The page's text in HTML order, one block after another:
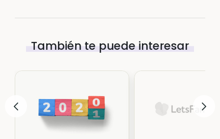
También te puede interesar